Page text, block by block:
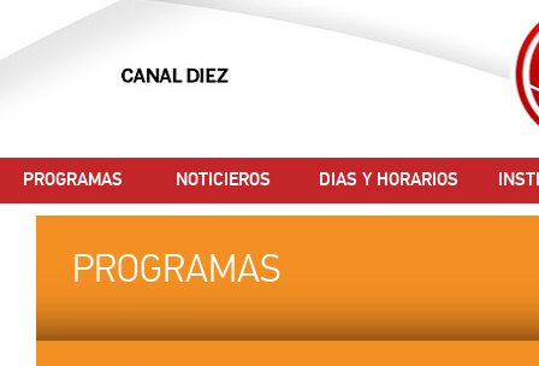
PROGRAMAS NOTICIEROS DIAS Y HORARIOS
PROGRAMAS